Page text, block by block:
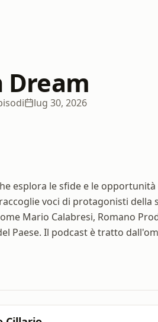
lug 30, 2026
esplora le sfide e le
voci di protagonisti della
Mario Calabresi, Romano
Paese. Il podcast è tratto